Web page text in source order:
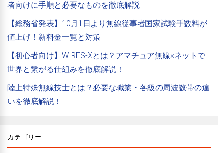
者向けに手順と必要なものを徹底解説
【総務省発表】10月1日より無線従事者国家試験手数料が
値上げ！新料金一覧と対策
【初心者向け】WIRES-Xとは？アマチュア無線×ネットで
世界と繋がる仕組みを徹底解説！
陸上特殊無線技士とは？必要な職業・各級の周波数帯の違
いを徹底解説！
カテゴリー